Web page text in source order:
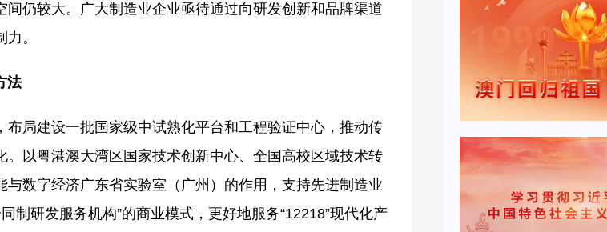
仍较大。广大制造业企业亟待通过向研发创新和品牌渠道
。
法
局建设一批国家级中试熟化平台和工程验证中心，推动传
以粤港澳大湾区国家技术创新中心、全国高校区域技术转
数字经济广东省实验室（广州）的作用，支持先进制造业
研发服务机构”的商业模式，更好地服务“12218”现代化产